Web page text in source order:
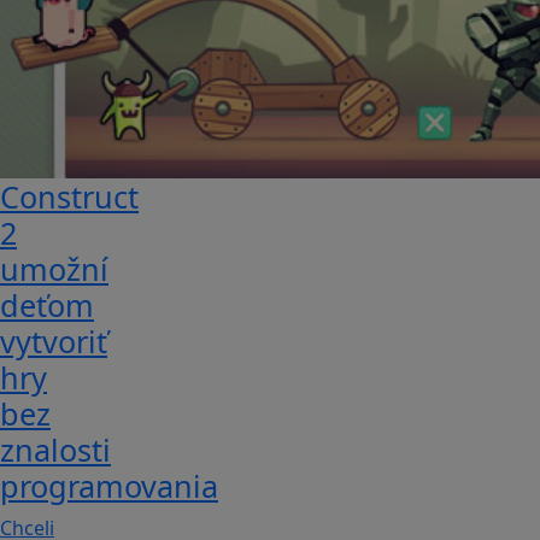
Construct
2
umožní
deťom
vytvoriť
hry
bez
znalosti
programovania
Chceli